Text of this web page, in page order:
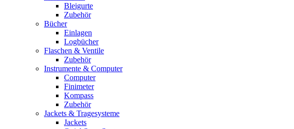
Bleigurte
Zubehör
Bücher
Einlagen
Logbücher
Flaschen & Ventile
Zubehör
Instrumente & Computer
Computer
Finimeter
Kompass
Zubehör
Jackets & Tragesysteme
Jackets